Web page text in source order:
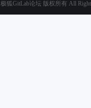
极狐GitLab论坛 版权所有 All